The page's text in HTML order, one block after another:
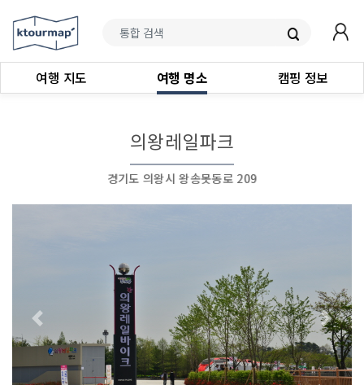
여행 지도 여행 명소 캠핑 정보
의왕레일파크
경기도 의왕시 왕송못동로 209